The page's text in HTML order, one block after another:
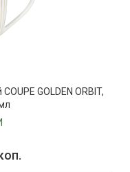
GOLDEN ORBIT,